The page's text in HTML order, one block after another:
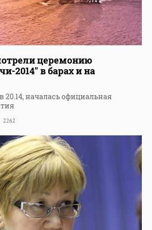
церемонию
2014" в барах и на
20.14, началась официальная
2262